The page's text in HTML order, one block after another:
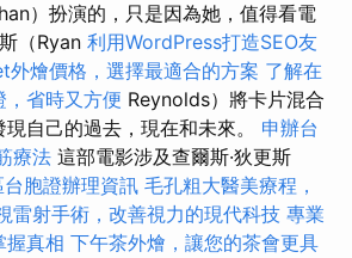
）扮演的，只是因為她，值得看電
（Ryan 利用WordPress打造SEO友
燴價格，選擇最適合的方案 了解在
，省時又方便 Reynolds）將卡片混合
自己的過去，現在和未來。 申辦台
療法 這部電影涉及查爾斯·狄更斯
台胞證辦理資訊 毛孔粗大醫美療程，
雷射手術，改善視力的現代科技 專業
握真相 下午茶外燴，讓您的茶會更具